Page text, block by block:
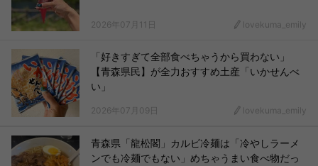
2026年07月11日 lovekuma_emily
「好きすぎて全部食べちゃうから買わない」
【青森県民】が全力おすすめ土産「いかせんべ
い」
2026年07月09日 lovekuma_emily
青森県「龍松閣」カルビ冷麺は「冷やしラーメ
ンでも冷麺でもない」めちゃうまい食べ物だっ